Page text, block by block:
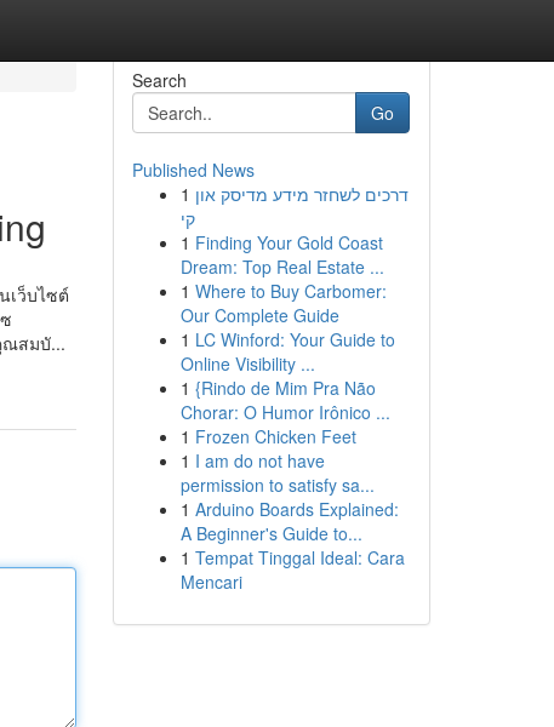
เว็บไซต์
ณสมบั...
Search
Go
Published News
1 דרכים לשחזר מידע מדיסק און
קי
1 Finding Your Gold Coast
Dream: Top Real Estate ...
1 Where to Buy Carbomer:
Our Complete Guide
1 LC Winford: Your Guide to
Online Visibility ...
1 {Rindo de Mim Pra Não
Chorar: O Humor Irônico ...
1 Frozen Chicken Feet
1 I am do not have
permission to satisfy sa...
1 Arduino Boards Explained:
A Beginner's Guide to...
1 Tempat Tinggal Ideal: Cara
Mencari